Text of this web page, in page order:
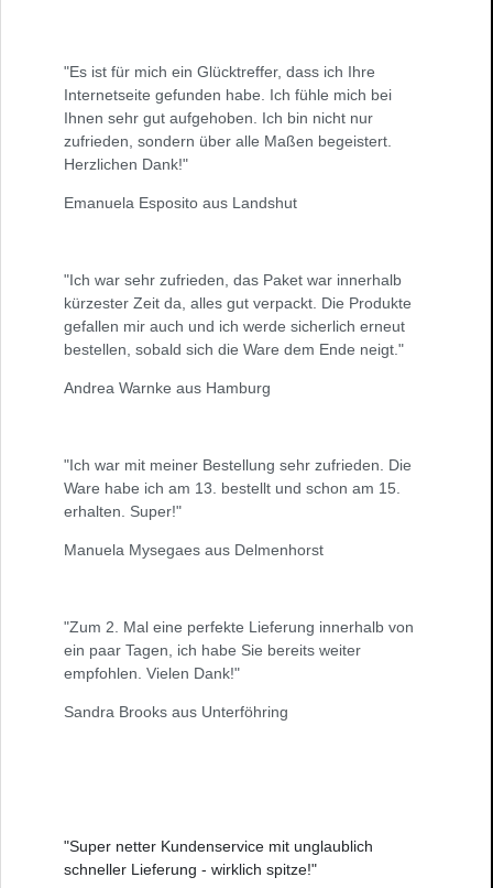
"Es ist für mich ein Glücktreffer, dass ich Ihre
Internetseite gefunden habe. Ich fühle mich bei
Ihnen sehr gut aufgehoben. Ich bin nicht nur
zufrieden, sondern über alle Maßen begeistert.
Herzlichen Dank!"
Emanuela Esposito aus Landshut
"Ich war sehr zufrieden, das Paket war innerhalb
kürzester Zeit da, alles gut verpackt. Die Produkte
gefallen mir auch und ich werde sicherlich erneut
bestellen, sobald sich die Ware dem Ende neigt."
Andrea Warnke aus Hamburg
"Ich war mit meiner Bestellung sehr zufrieden. Die
Ware habe ich am 13. bestellt und schon am 15.
erhalten. Super!"
Manuela Mysegaes aus Delmenhorst
"Zum 2. Mal eine perfekte Lieferung innerhalb von
ein paar Tagen, ich habe Sie bereits weiter
empfohlen. Vielen Dank!"
Sandra Brooks aus Unterföhring
"Super netter Kundenservice mit unglaublich
schneller Lieferung - wirklich spitze!"